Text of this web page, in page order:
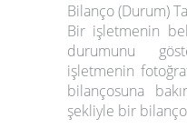
Bilanço (Durum)
Bir işletmenin
durumunu
işletmenin
bilançosuna
şekliyle bir